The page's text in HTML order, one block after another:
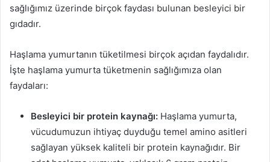
sağlığımız üzerinde birçok faydası bulunan besleyici bir
gıdadır.
Haşlama yumurtanın tüketilmesi birçok açıdan faydalıdır.
İşte haşlama yumurta tüketmenin sağlığımıza olan
faydaları:
Besleyici bir protein kaynağı: Haşlama yumurta,
vücudumuzun ihtiyaç duyduğu temel amino asitleri
sağlayan yüksek kaliteli bir protein kaynağıdır. Bir